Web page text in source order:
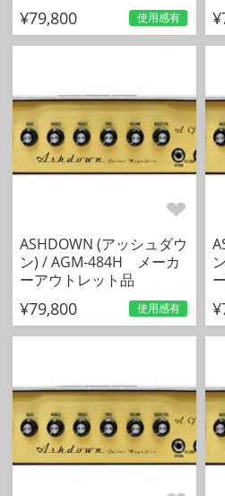
¥79,800 使用感有
ASHDOWN (アッシュダウ
ン) / AGM-484H メーカ
ーアウトレット品
¥79,800 使用感有